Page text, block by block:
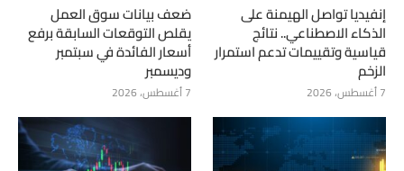
إنفيديا تواصل الهيمنة على
الذكاء الاصطناعي.. نتائج
قياسية وتقييمات تدعم استمرار
الزخم
7 أغسطس، 2026
ضعف بيانات سوق العمل
يقلص التوقعات السابقة برفع
أسعار الفائدة في سبتمبر
وديسمبر
7 أغسطس، 2026